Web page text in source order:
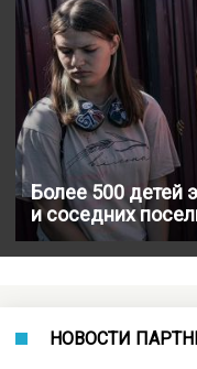
Более 500 детей
и соседних
НОВОСТИ